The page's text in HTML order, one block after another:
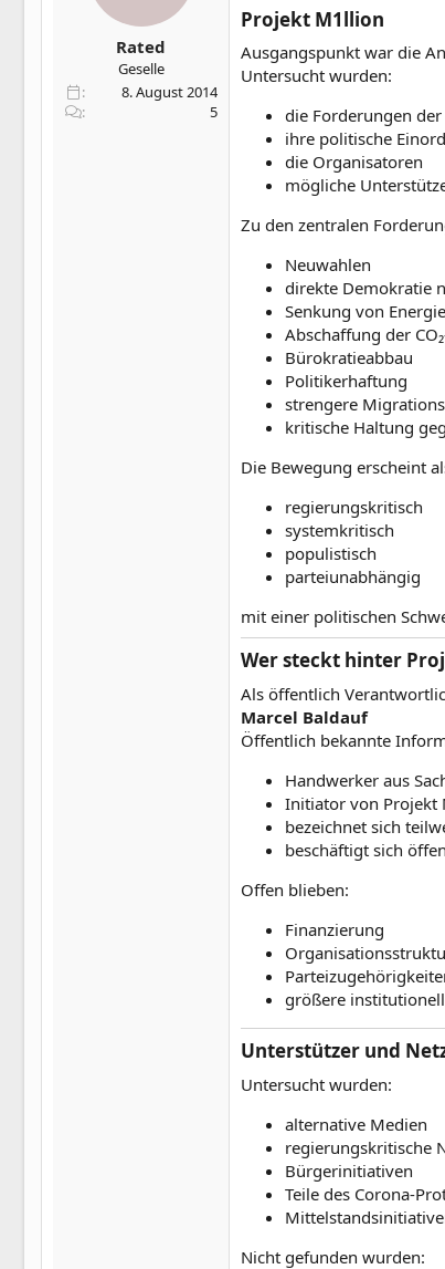
Rated
Geselle
8. August 2014
5
Projekt M1llion​
Ausgangspunkt war die
Untersucht wurden:
die Forderungen
ihre politische
die Organisatoren
mögliche
Zu den zentralen
Neuwahlen
direkte Demokratie
Senkung von
Abschaffung der
Bürokratieabbau
Politikerhaftung
strengere
kritische Haltung
Die Bewegung erscheint
regierungskritisch
systemkritisch
populistisch
parteiunabhängig
mit einer politischen
Wer steckt hinter
Als öffentlich
Marcel Baldauf
Öffentlich bekannte
Handwerker aus
Initiator von Projekt
bezeichnet sich
beschäftigt sich
Offen blieben:
Finanzierung
größere
Unterstützer und
Untersucht wurden:
alternative Medien
regierungskritische
Bürgerinitiativen
Teile des Corona-
Nicht gefunden wurden: